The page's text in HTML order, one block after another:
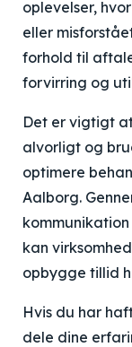
oplevelser,
eller
forhold til
forvirring og
Det er vigtigt
alvorligt og
optimere
Aalborg.
kan
opbygge tillid
Hvis du har
dele dine